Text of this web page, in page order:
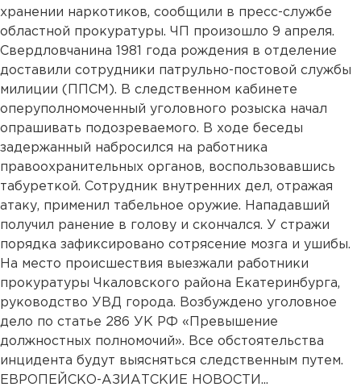
хранении наркотиков, сообщили в пресс-службе
областной прокуратуры. ЧП произошло 9 апреля.
Свердловчанина 1981 года рождения в отделение
доставили сотрудники патрульно-постовой службы
милиции (ППСМ). В следственном кабинете
оперуполномоченный уголовного розыска начал
опрашивать подозреваемого. В ходе беседы
задержанный набросился на работника
правоохранительных органов, воспользовавшись
табуреткой. Сотрудник внутренних дел, отражая
атаку, применил табельное оружие. Нападавший
получил ранение в голову и скончался. У стражи
порядка зафиксировано сотрясение мозга и ушибы.
На место происшествия выезжали работники
прокуратуры Чкаловского района Екатеринбурга,
руководство УВД города. Возбуждено уголовное
дело по статье 286 УК РФ «Превышение
должностных полномочий». Все обстоятельства
инцидента будут выясняться следственным путем.
ЕВРОПЕЙСКО-АЗИАТСКИЕ НОВОСТИ...